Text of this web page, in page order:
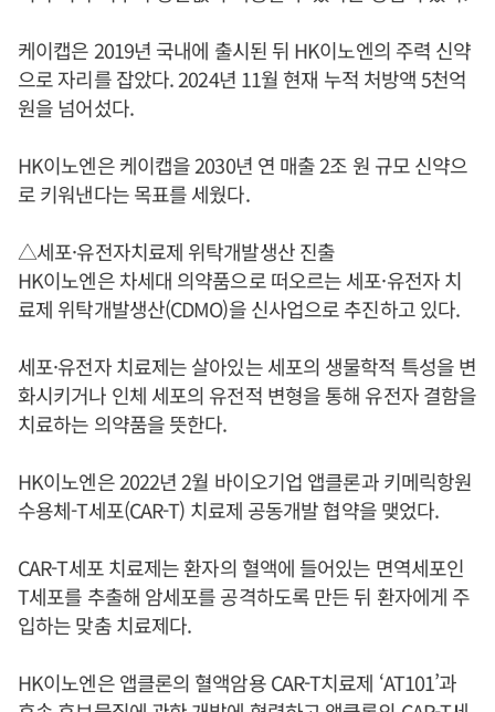
케이캡은 2019년 국내에 출시된 뒤 HK이노엔의 주력 신약
으로 자리를 잡았다. 2024년 11월 현재 누적 처방액 5천억
원을 넘어섰다.
HK이노엔은 케이캡을 2030년 연 매출 2조 원 규모 신약으
로 키워낸다는 목표를 세웠다.
△세포·유전자치료제 위탁개발생산 진출
HK이노엔은 차세대 의약품으로 떠오르는 세포·유전자 치
료제 위탁개발생산(CDMO)을 신사업으로 추진하고 있다.
세포·유전자 치료제는 살아있는 세포의 생물학적 특성을 변
화시키거나 인체 세포의 유전적 변형을 통해 유전자 결함을
치료하는 의약품을 뜻한다.
HK이노엔은 2022년 2월 바이오기업 앱클론과 키메릭항원
수용체-T세포(CAR-T) 치료제 공동개발 협약을 맺었다.
CAR-T세포 치료제는 환자의 혈액에 들어있는 면역세포인
T세포를 추출해 암세포를 공격하도록 만든 뒤 환자에게 주
입하는 맞춤 치료제다.
HK이노엔은 앱클론의 혈액암용 CAR-T치료제 ‘AT101’과